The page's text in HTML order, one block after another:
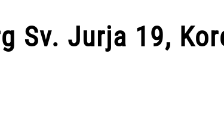
Sv. Jurja 19,